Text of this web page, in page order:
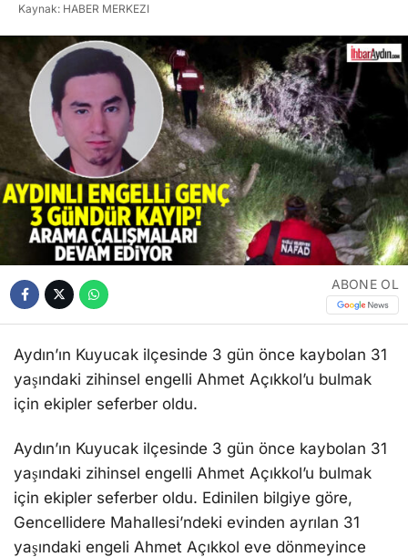
Kaynak: HABER MERKEZI
ABONE OL
Aydın’ın Kuyucak ilçesinde 3 gün önce kaybolan 31
yaşındaki zihinsel engelli Ahmet Açıkkol’u bulmak
için ekipler seferber oldu.
Aydın’ın Kuyucak ilçesinde 3 gün önce kaybolan 31
yaşındaki zihinsel engelli Ahmet Açıkkol’u bulmak
için ekipler seferber oldu. Edinilen bilgiye göre,
Gencellidere Mahallesi’ndeki evinden ayrılan 31
yaşındaki engeli Ahmet Açıkkol eve dönmeyince